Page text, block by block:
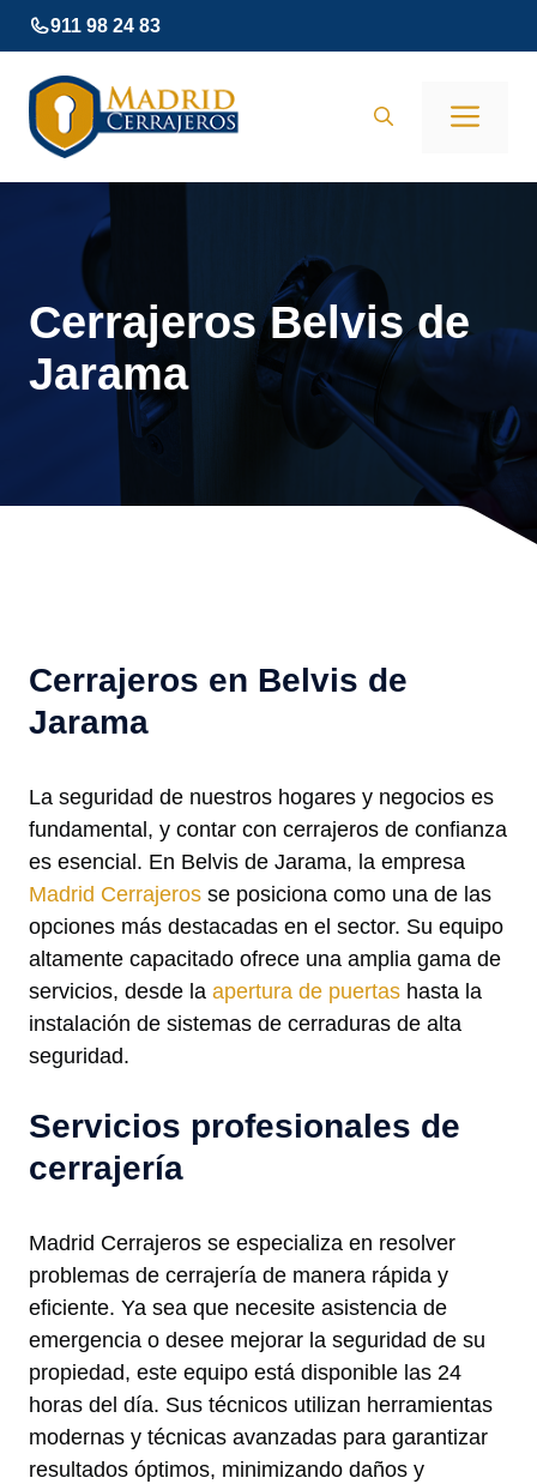
Saltar
al
contenido
911 98 24 83
Cerrajeros Belvis de
Jarama
Cerrajeros en Belvis de
Jarama
La seguridad de nuestros hogares y negocios es
fundamental, y contar con cerrajeros de confianza
es esencial. En Belvis de Jarama, la empresa
Madrid Cerrajeros se posiciona como una de las
opciones más destacadas en el sector. Su equipo
altamente capacitado ofrece una amplia gama de
servicios, desde la apertura de puertas hasta la
instalación de sistemas de cerraduras de alta
seguridad.
Servicios profesionales de
cerrajería
Madrid Cerrajeros se especializa en resolver
problemas de cerrajería de manera rápida y
eficiente. Ya sea que necesite asistencia de
emergencia o desee mejorar la seguridad de su
propiedad, este equipo está disponible las 24
horas del día. Sus técnicos utilizan herramientas
modernas y técnicas avanzadas para garantizar
resultados óptimos, minimizando daños y